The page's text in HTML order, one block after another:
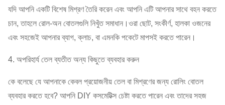
যদি আপনি একটি বিশেষ মিশ্রণ তৈরি করেন এবং আপনি এটি আপনার সাথে বহন করতে
চান, তাহলে রোল-অন বোতলগুলি নিখুঁত সমাধান।ওরা ছোট, সংকীর্ণ, হালকা ওজনের
এবং সহজেই আপনার ব্যাগ, ক্লাচ, বা এমনকি পকেটে মাপসই করতে পারেন।
4. অপরিহার্য তেল ব্যতীত অন্য কিছুতে ব্যবহার করুন
কে বলেছে যে আপনাকে কেবল প্রয়োজনীয় তেল বা মিশ্রণের জন্য রোলিং বোতল
ব্যবহার করতে হবে? আপনি DIY কসমেটিক্স চেষ্টা করতে পারেন এবং তাদের সহজ